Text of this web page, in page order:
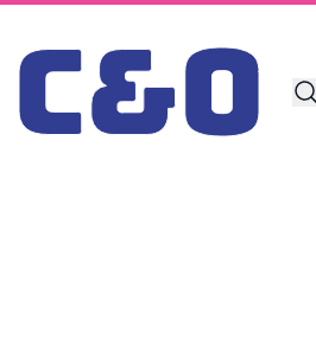
Skip to content